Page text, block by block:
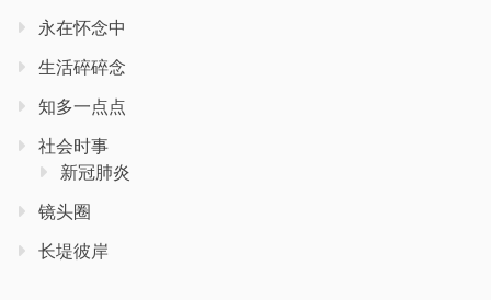
永在怀念中
生活碎碎念
知多一点点
社会时事
新冠肺炎
镜头圈
长堤彼岸